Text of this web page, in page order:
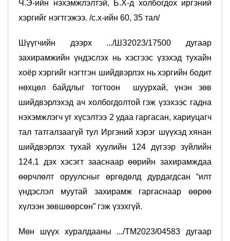
Ч.Э-ийн нэхэмжлэлтэй, Б.Х-д холбогдох иргэний
хэргийг нэгтгэжээ. /с.х-ийн 60, 35 тал/
Шүүгчийн дээрх .../ШЗ2023/17500 дугаар
захирамжийн үндэслэх нь хэсгээс үзэхэд тухайн
хоёр хэргийг нэгтгэн шийдвэрлэх нь хэргийн бодит
нөхцөл байдлыг тогтоон шуурхай, үнэн зөв
шийдвэрлэхэд ач холбогдолтой гэж үзэхээс гадна
нэхэмжлэгч уг хүсэлтээ 2 удаа гаргасан, хариуцагч
тал татгалзаагүй тул Иргэний хэрэг шүүхэд хянан
шийдвэрлэх тухай хуулийн 124 дүгээр зүйлийн
124.1 дэх хэсэгт зааснаар өөрийн захирамждаа
өөрчлөлт оруулсныг өргөдөлд дурдагдсан “илт
үндэслэл муутай захирамж гаргаснаар өөрөө
хүлээн зөвшөөрсөн” гэж үзэхгүй.
Мөн шүүх хуралдааны .../ТМ2023/04583 дугаар